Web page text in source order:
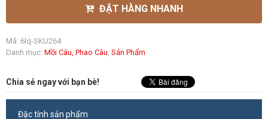
ĐẶT HÀNG NHANH
Mã: 6lq-SKU264
Danh mục: Mồi Câu, Phao Câu, Sản Phẩm
Chia sẻ ngay với bạn bè!
Đặc tính sản phẩm